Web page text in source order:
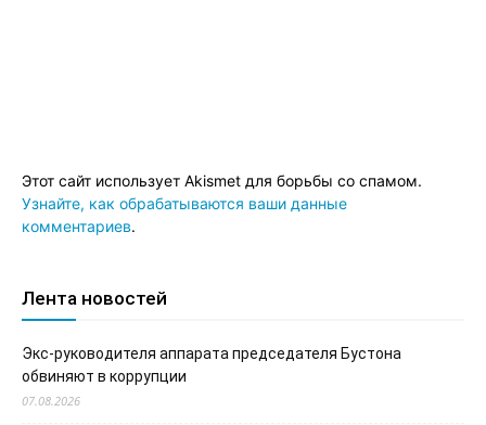
Этот сайт использует Akismet для борьбы со спамом.
Узнайте, как обрабатываются ваши данные
комментариев.
Лента новостей
Экс-руководителя аппарата председателя Бустона
обвиняют в коррупции
07.08.2026